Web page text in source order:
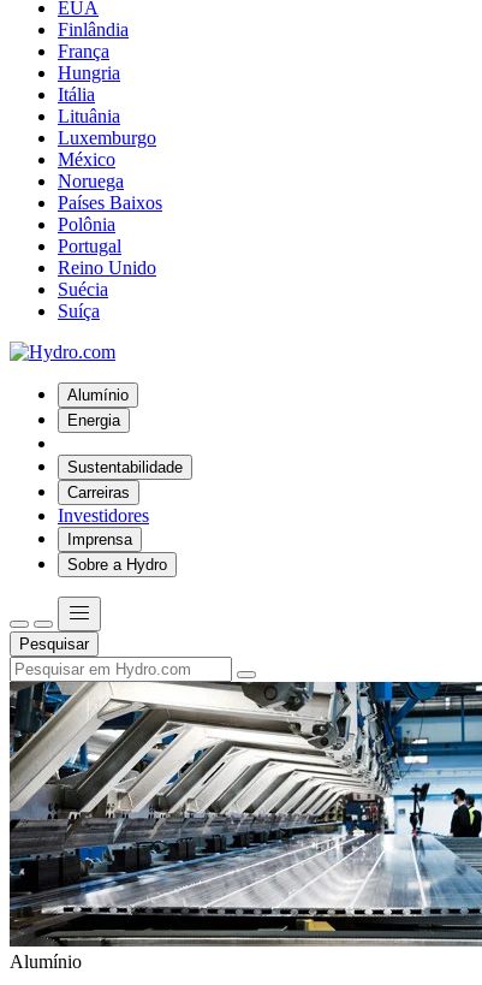
EUA
Finlândia
França
Hungria
Itália
Lituânia
Luxemburgo
México
Noruega
Países Baixos
Polônia
Portugal
Reino Unido
Suécia
Suíça
Alumínio
Energia
Sustentabilidade
Carreiras
Investidores
Imprensa
Sobre a Hydro
Pesquisar
Alumínio